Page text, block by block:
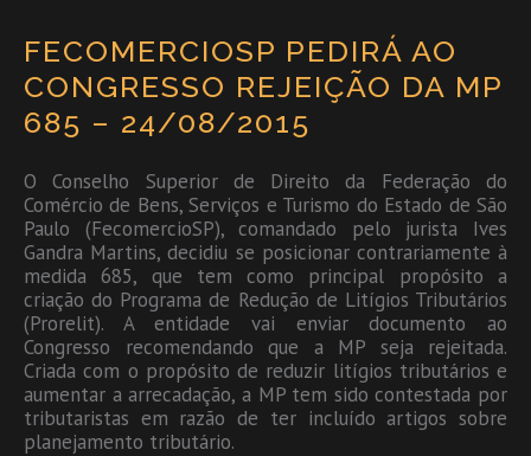
FECOMERCIOSP PEDIRÁ AO
CONGRESSO REJEIÇÃO DA MP
685 – 24/08/2015
O Conselho Superior de Direito da Federação do
Comércio de Bens, Serviços e Turismo do Estado de São
Paulo (FecomercioSP), comandado pelo jurista Ives
Gandra Martins, decidiu se posicionar contrariamente à
medida 685, que tem como principal propósito a
criação do Programa de Redução de Litígios Tributários
(Prorelit). A entidade vai enviar documento ao
Congresso recomendando que a MP seja rejeitada.
Criada com o propósito de reduzir litígios tributários e
aumentar a arrecadação, a MP tem sido contestada por
tributaristas em razão de ter incluído artigos sobre
planejamento tributário.